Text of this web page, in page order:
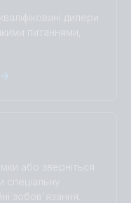
дилери
питаннями,
або зверніться
зобов'язання.